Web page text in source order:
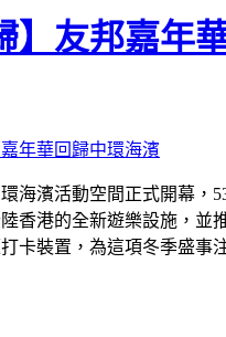
】友邦嘉年
海濱活動空間正式開幕，
香港的全新遊樂設施，並
卡裝置，為這項冬季盛事